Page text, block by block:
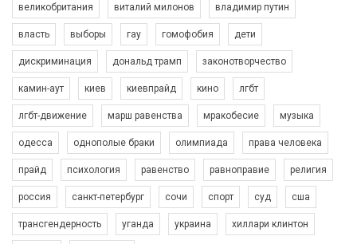
Зупинимо насильство проти ЛГБТ в Україні! Stop violence against LGBT in Ukraine!
6/30/2017
Емоційний та вражаючий промо-ролік на конкурс PACT, який
представляє програму "Гей-альянс Україна" з протидії
насильству проти ЛГБТ в Україні.
Ми просимо вашої підтримки, щоб реалізувати нашу
програму з боротьби з насильством проти ЛГБТ в Україні.
1.9K Просмотров • 226 Нравится • 5 Комментариев
великобритания виталий милонов владимир путин
власть выборы гау гомофобия дети
дискриминация дональд трамп законотворчество
камин-аут киев киевпрайд кино лгбт
лгбт-движение марш равенства мракобесие музыка
одесса однополые браки олимпиада права человека
прайд психология равенство равноправие религия
россия санкт-петербург сочи спорт суд сша
трансгендерность уганда украина хиллари клинтон